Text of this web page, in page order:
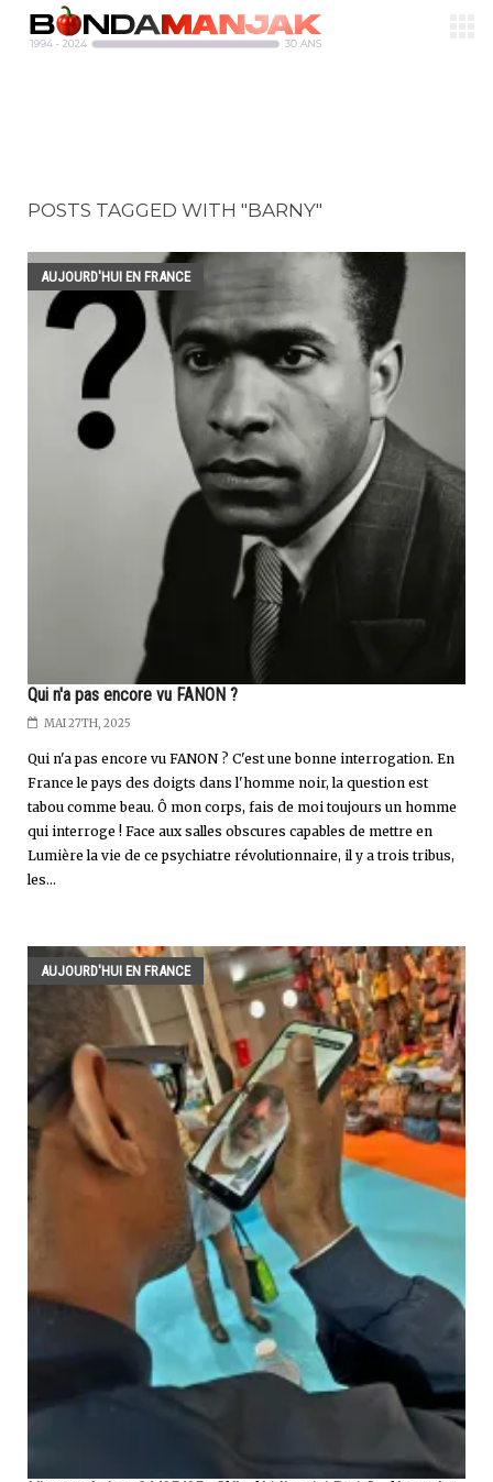
POSTS TAGGED WITH "BARNY"
AUJOURD'HUI EN FRANCE
Qui n'a pas encore vu FANON ?
MAI 27TH, 2025
Qui n'a pas encore vu FANON ? C'est une bonne interrogation. En
France le pays des doigts dans l'homme noir, la question est
tabou comme beau. Ô mon corps, fais de moi toujours un homme
qui interroge ! Face aux salles obscures capables de mettre en
Lumière la vie de ce psychiatre révolutionnaire, il y a trois tribus,
les...
AUJOURD'HUI EN FRANCE